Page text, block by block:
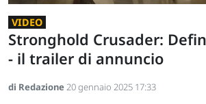
VIDEO
Stronghold Crusader:
- il trailer di annuncio
di Redazione20 gennaio 2025 17:33